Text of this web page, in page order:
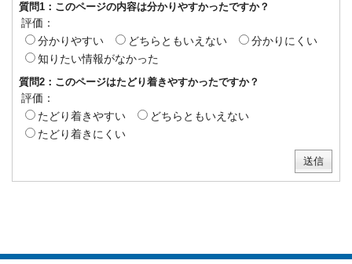
質問1：このページの内容は分かりやすかったですか？
評価：
分かりやすい
どちらともいえない
分かりにくい
知りたい情報がなかった
質問2：このページはたどり着きやすかったですか？
評価：
たどり着きやすい
どちらともいえない
たどり着きにくい